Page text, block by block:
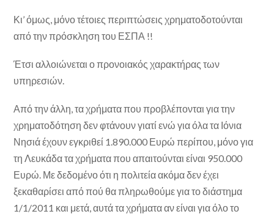
Κι’ όμως, μόνο τέτοιες περιπτώσεις χρηματοδοτούνται
από την πρόσκληση του ΕΣΠΑ !!
Έτσι αλλοιώνεται ο προνοιακός χαρακτήρας των
υπηρεσιών.
Από την άλλη, τα χρήματα που προβλέπονται για την
χρηματοδότηση δεν φτάνουν γιατί ενώ για όλα τα Ιόνια
Νησιά έχουν εγκριθεί 1.890.000 Ευρώ περίπου, μόνο για
τη Λευκάδα τα χρήματα που απαιτούνται είναι 950.000
Ευρώ. Με δεδομένο ότι η πολιτεία ακόμα δεν έχει
ξεκαθαρίσει από πού θα πληρωθούμε για το διάστημα
1/1/2011 και μετά, αυτά τα χρήματα αν είναι για όλο το